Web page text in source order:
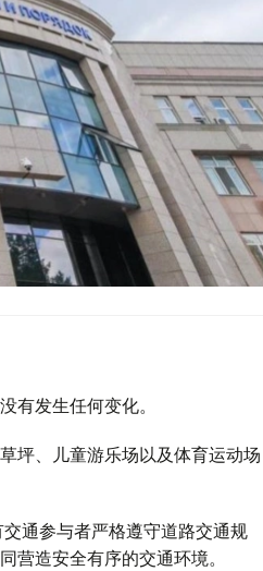
有发生任何变化。
坪、儿童游乐场以及体育运动场
通参与者严格遵守道路交通规
营造安全有序的交通环境。